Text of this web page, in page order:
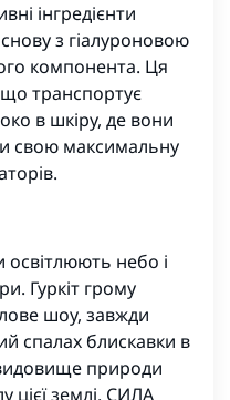
інгредієнти
з гіалуроновою
компонента. Ця
що транспортує
в шкіру, де вони
свою максимальну
освітлюють небо і
Гуркіт грому
шоу, завжди
спалах блискавки в
природи
цієї землі. СИЛА